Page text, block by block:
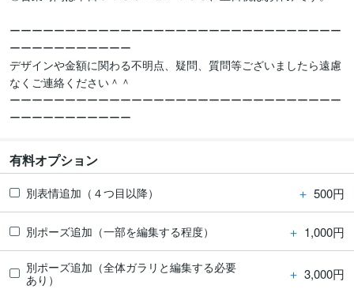
ーーーーーーーーーーーーーーーーーーーーーーーーーーーーーー
ーーーーーーーーーーー
デザインや金額に関わる不明点、疑問、質問等ございましたら遠慮
なくご連絡ください＾＾
ーーーーーーーーーーーーーーーーーーーーーーーーーーーーーー
ーーーーーーーーーーー
有料オプション
別表情追加（４つ目以降） ＋ 500円
別ポーズ追加（一部を編集する程度） ＋ 1,000円
別ポーズ追加（全体ガラリと編集する必要
あり）
＋ 3,000円